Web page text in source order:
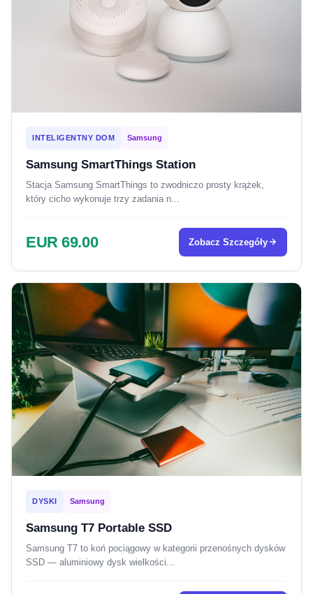
INTELIGENTNY DOM Samsung
Samsung SmartThings Station
Stacja Samsung SmartThings to zwodniczo prosty krążek,
który cicho wykonuje trzy zadania n...
EUR 69.00 Zobacz Szczegóły
DYSKI Samsung
Samsung T7 Portable SSD
Samsung T7 to koń pociągowy w kategorii przenośnych dysków
SSD — aluminiowy dysk wielkości...